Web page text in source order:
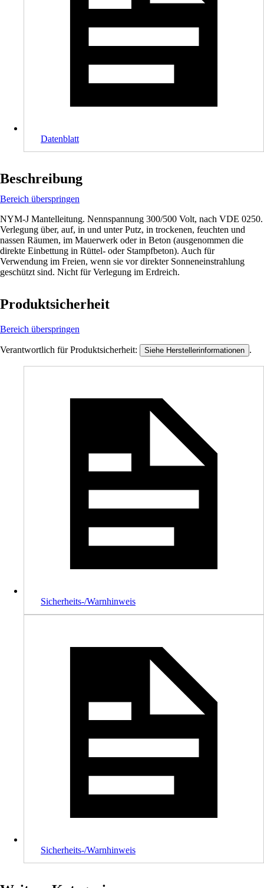
Datenblatt
Beschreibung
Bereich überspringen
NYM-J Mantelleitung. Nennspannung 300/500 Volt, nach VDE 0250.
Verlegung über, auf, in und unter Putz, in trockenen, feuchten und
nassen Räumen, im Mauerwerk oder in Beton (ausgenommen die
direkte Einbettung in Rüttel- oder Stampfbeton). Auch für
Verwendung im Freien, wenn sie vor direkter Sonneneinstrahlung
geschützt sind. Nicht für Verlegung im Erdreich.
Produktsicherheit
Bereich überspringen
Verantwortlich für Produktsicherheit: Siehe Herstellerinformationen .
Sicherheits-/Warnhinweis
Sicherheits-/Warnhinweis